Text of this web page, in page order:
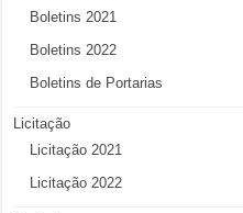
Boletins 2021
Boletins 2022
Boletins de Portarias
Licitação
Licitação 2021
Licitação 2022